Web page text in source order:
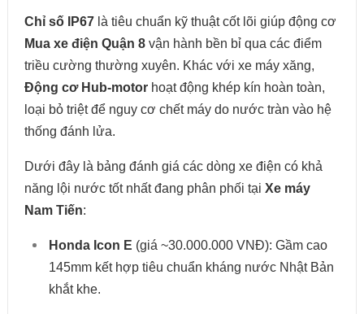
Chỉ số IP67là tiêu chuẩn kỹ thuật cốt lõi giúp động cơ
Mua xe điện Quận 8vận hành bền bỉ qua các điểm
triều cường thường xuyên. Khác với xe máy xăng,
Động cơ Hub-motorhoạt động khép kín hoàn toàn,
loại bỏ triệt để nguy cơ chết máy do nước tràn vào hệ
thống đánh lửa.
Dưới đây là bảng đánh giá các dòng xe điện có khả
năng lội nước tốt nhất đang phân phối tại Xe máy
Nam Tiến:
Honda Icon E (giá ~30.000.000 VNĐ): Gầm cao
145mm kết hợp tiêu chuẩn kháng nước Nhật Bản
khắt khe.